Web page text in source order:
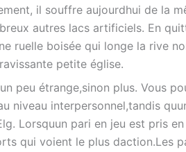
il souffre aujourdhui de la
autres lacs artificiels. En
ruelle boisée qui longe la rive
petite église.
peu étrange,sinon plus. Vous
niveau interpersonnel,tandis
Lorsquun pari en jeu est pris
qui voient le plus daction.Les